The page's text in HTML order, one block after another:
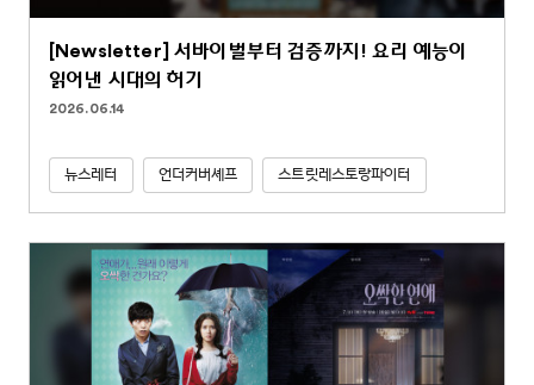
[Newsletter] 서바이벌부터 검증까지! 요리 예능이
읽어낸 시대의 허기
2026.06.14
뉴스레터 언더커버셰프 스트릿레스토랑파이터